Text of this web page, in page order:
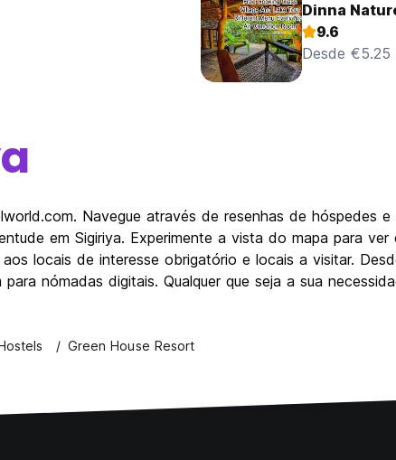
Dinna
9.6
Desde €5.25
Navegue através de resenhas de hóspedes
em Sigiriya. Experimente a vista do mapa para
locais de interesse obrigatório e locais a visitar.
nómadas digitais. Qualquer que seja a sua
Green House Resort